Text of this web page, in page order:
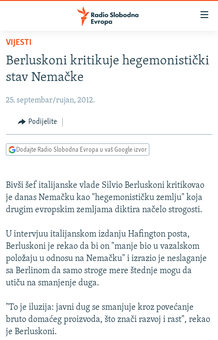
Pređite
glavni
sadržaj
na
navigaciju
Pređite
na
VIJESTI
BOSNA I HERCEGOVINA
KOSOVO
CRNA GORA
VIDEO
INFOGRAFIKE
PODCASTI
KINA NA BALKANU
RSE PRIČE IZ SVIJETA
DNEVNO@RSE
SPECIJALI RSE
VIŠE OD NASLOVA
POPLAVE I KLIZIŠTA U BIH 2024.
TV LIBERTY
Sve RFE/RL stranice
VIJESTI
Berluskoni kritikuje hegemonistički
stav Nemačke
25. septembar/rujan, 2012.
Podijelite
Dodajte Radio Slobodna Evropa u vaš Google izvor
Bivši šef italijanske vlade Silvio Berluskoni kritikovao
je danas Nemačku kao "hegemonističku zemlju" koja
drugim evropskim zemljama diktira načelo strogosti.
U intervjuu italijanskom izdanju Hafington posta,
Berluskoni je rekao da bi on "manje bio u vazalskom
položaju u odnosu na Nemačku" i izrazio je neslaganje
sa Berlinom da samo stroge mere štednje mogu da
utiču na smanjenje duga.
"To je iluzija: javni dug se smanjuje kroz povećanje
bruto domaćeg proizvoda, što znači razvoj i rast", rekao
je Berluskoni.